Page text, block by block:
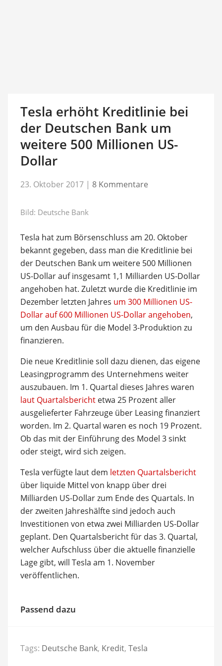
Tesla erhöht Kreditlinie bei
der Deutschen Bank um
weitere 500 Millionen US-
Dollar
23. Oktober 2017 | 8 Kommentare
Bild: Deutsche Bank
Tesla hat zum Börsenschluss am 20. Oktober
bekannt gegeben, dass man die Kreditlinie bei
der Deutschen Bank um weitere 500 Millionen
US-Dollar auf insgesamt 1,1 Milliarden US-Dollar
angehoben hat. Zuletzt wurde die Kreditlinie im
Dezember letzten Jahres um 300 Millionen US-
Dollar auf 600 Millionen US-Dollar angehoben,
um den Ausbau für die Model 3-Produktion zu
finanzieren.
Die neue Kreditlinie soll dazu dienen, das eigene
Leasingprogramm des Unternehmens weiter
auszubauen. Im 1. Quartal dieses Jahres waren
laut Quartalsberichtetwa 25 Prozent aller
ausgelieferter Fahrzeuge über Leasing finanziert
worden. Im 2. Quartal waren es noch 19 Prozent.
Ob das mit der Einführung des Model 3 sinkt
oder steigt, wird sich zeigen.
Tesla verfügte laut dem letzten Quartalsbericht
über liquide Mittel von knapp über drei
Milliarden US-Dollar zum Ende des Quartals. In
der zweiten Jahreshälfte sind jedoch auch
Investitionen von etwa zwei Milliarden US-Dollar
geplant. Den Quartalsbericht für das 3. Quartal,
welcher Aufschluss über die aktuelle finanzielle
Lage gibt, will Tesla am 1. November
veröffentlichen.
Passend dazu
Tags: Deutsche Bank, Kredit, Tesla